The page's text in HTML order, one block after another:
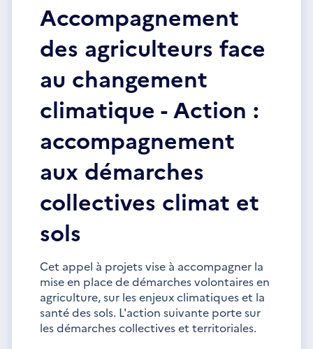
Accompagnement
des agriculteurs face
au changement
climatique - Action :
accompagnement
aux démarches
collectives climat et
sols
Cet appel à projets vise à accompagner la
mise en place de démarches volontaires en
agriculture, sur les enjeux climatiques et la
santé des sols. L'action suivante porte sur
les démarches collectives et territoriales.